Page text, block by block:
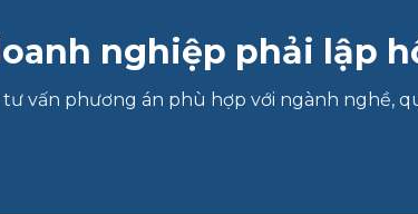
nghiệp phải lập
vấn phương án phù hợp với ngành nghề,